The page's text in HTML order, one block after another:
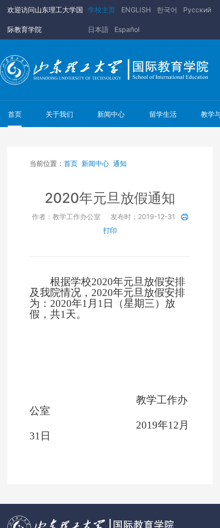
欢迎访问山东理工大学国
际教育学院
学校主页 ENGLISH 한국어 Pусский
日本語 Español
首页 关于我们 新闻中心 留学生活 教学
当前位置： 首页 新闻中心 通知
2020年元旦放假通知
作者：教学工作办公室
发布时：2019-12-31
打印
根据学校2020年元旦放假安排
及我院情况 ，2020年元旦放假安排
为：2020年1月1日（星期三）放
假，共1天。
教学工作办
公室
2019年12月
31日